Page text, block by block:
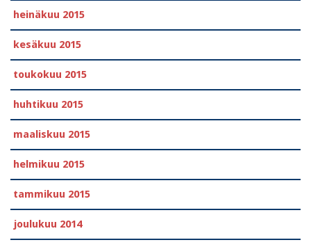
heinäkuu 2015
kesäkuu 2015
toukokuu 2015
huhtikuu 2015
maaliskuu 2015
helmikuu 2015
tammikuu 2015
joulukuu 2014